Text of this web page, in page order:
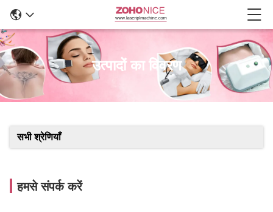
उत्पादों का विवरण
सभी श्रेणियाँ
हमसे संपर्क करें